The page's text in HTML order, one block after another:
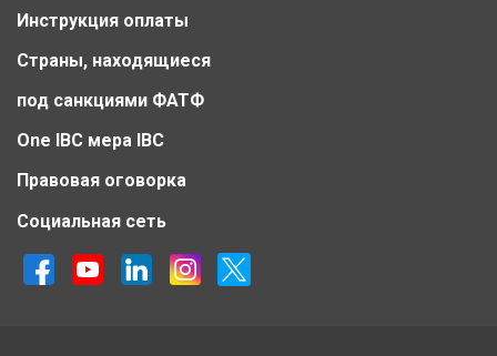
Инструкция оплаты
Страны, находящиеся
под санкциями ФАТФ
One IBC мера IBC
Правовая оговорка
Социальная сеть